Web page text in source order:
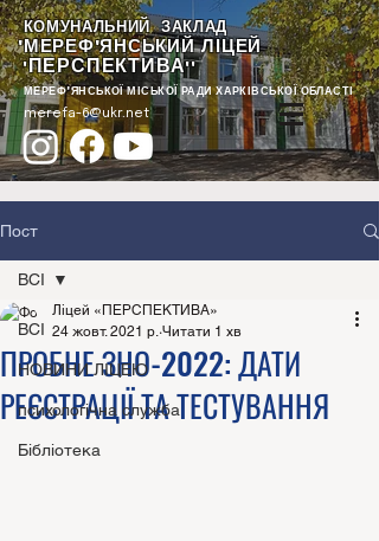
КОМУНАЛЬНИЙ ЗАКЛАД
"МЕРЕФ'ЯНСЬКИЙ ЛІЦЕЙ
"ПЕРСПЕКТИВА""
МЕРЕФ'ЯНСЬКОЇ МІСЬКОЇ РАДИ ХАРКІВСЬКОЇ ОБЛАСТІ
merefa-6@ukr.net
Пост
ВСІ
НОВИНИ ЛІЦЕЮ
психологічна служба
Бібліотека
ВСІ
ПРОБНЕ ЗНО-2022: ДАТИ
РЕЄСТРАЦІЇ ТА ТЕСТУВАННЯ
Ліцей «ПЕРСПЕКТИВА»
24 жовт. 2021 р. Читати 1 хв